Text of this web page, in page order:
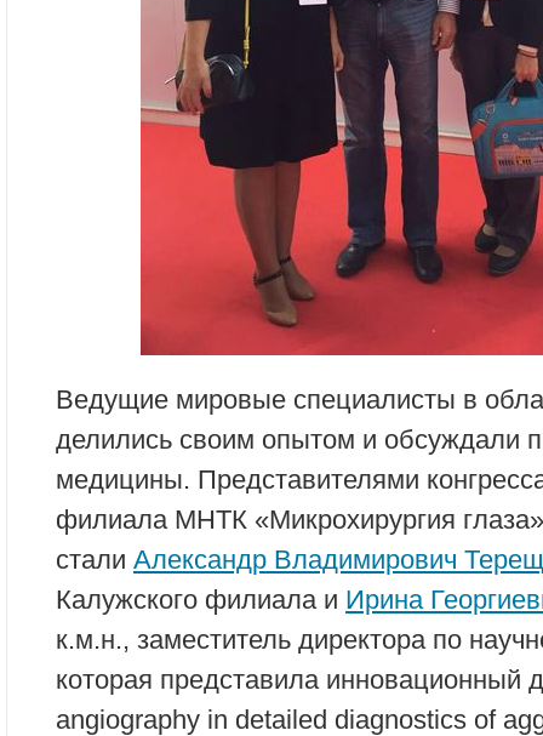
Ведущие мировые специалисты в
делились своим опытом и обсуждали
медицины. Представителями
филиала МНТК «Микрохирургия
стали Александр Владимирович
Калужского филиала и Ирина
к.м.н., заместитель директора по
которая представила инновационный
angiography in detailed diagnostics of